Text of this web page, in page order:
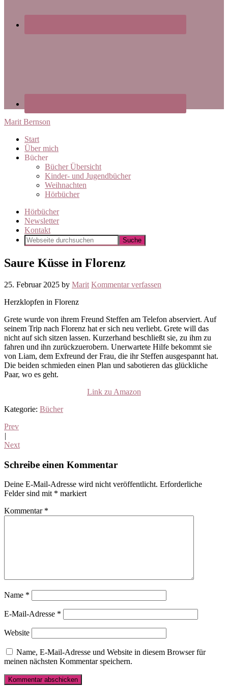
Marit Bernson
Start
Über mich
Bücher
Bücher Übersicht
Kinder- und Jugendbücher
Weihnachten
Hörbücher
Hörbücher
Newsletter
Kontakt
Saure Küsse in Florenz
25. Februar 2025 by Marit Kommentar verfassen
Herzklopfen in Florenz
Grete wurde von ihrem Freund Steffen am Telefon abserviert. Auf
seinem Trip nach Florenz hat er sich neu verliebt. Grete will das
nicht auf sich sitzen lassen. Kurzerhand beschließt sie, zu ihm zu
fahren und ihn zurückzuerobern. Unerwartete Hilfe bekommt sie
von Liam, dem Exfreund der Frau, die ihr Steffen ausgespannt hat.
Die beiden schmieden einen Plan und sabotieren das glückliche
Paar, wo es geht.
Link zu Amazon
Kategorie: Bücher
Prev
|
Next
Interaktionen
Schreibe einen Kommentar
Deine E-Mail-Adresse wird nicht veröffentlicht. Erforderliche
Felder sind mit * markiert
Kommentar *
Name *
E-Mail-Adresse *
Website
Name, E-Mail-Adresse und Website in diesem Browser für
meinen nächsten Kommentar speichern.